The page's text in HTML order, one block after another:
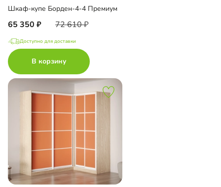
Шкаф-купе Борден-4-4 Премиум
65 350 72 610
Доступно для доставки
В корзину